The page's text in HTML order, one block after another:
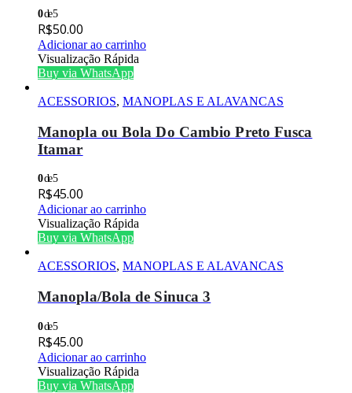
0de 5
R$50.00
Adicionar ao carrinho
Visualização Rápida
Buy via WhatsApp
ACESSORIOS, MANOPLAS E ALAVANCAS
Manopla ou Bola Do Cambio Preto Fusca
Itamar
0de 5
R$45.00
Adicionar ao carrinho
Visualização Rápida
Buy via WhatsApp
ACESSORIOS, MANOPLAS E ALAVANCAS
Manopla/Bola de Sinuca 3
0de 5
R$45.00
Adicionar ao carrinho
Visualização Rápida
Buy via WhatsApp